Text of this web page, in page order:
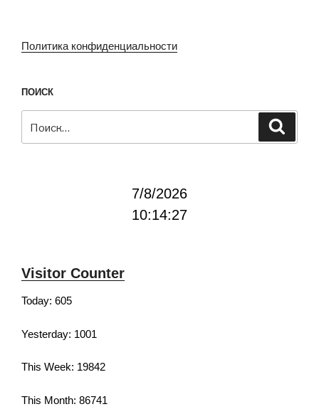
Политика конфиденциальности
ПОИСК
7/8/2026
10:14:28
Visitor Counter
Today: 605
Yesterday: 1001
This Week: 19842
This Month: 86741